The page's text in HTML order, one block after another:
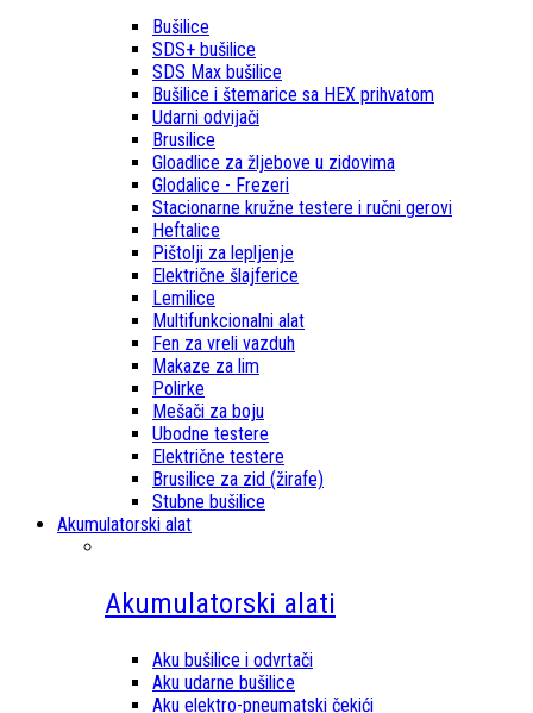
Bušilice
SDS+ bušilice
SDS Max bušilice
Bušilice i štemarice sa HEX prihvatom
Udarni odvijači
Brusilice
Gloadlice za žljebove u zidovima
Glodalice - Frezeri
Stacionarne kružne testere i ručni gerovi
Heftalice
Pištolji za lepljenje
Električne šlajferice
Lemilice
Multifunkcionalni alat
Fen za vreli vazduh
Makaze za lim
Polirke
Mešači za boju
Ubodne testere
Električne testere
Brusilice za zid (žirafe)
Stubne bušilice
Akumulatorski alat
Akumulatorski alati
Aku bušilice i odvrtači
Aku udarne bušilice
Aku elektro-pneumatski čekići